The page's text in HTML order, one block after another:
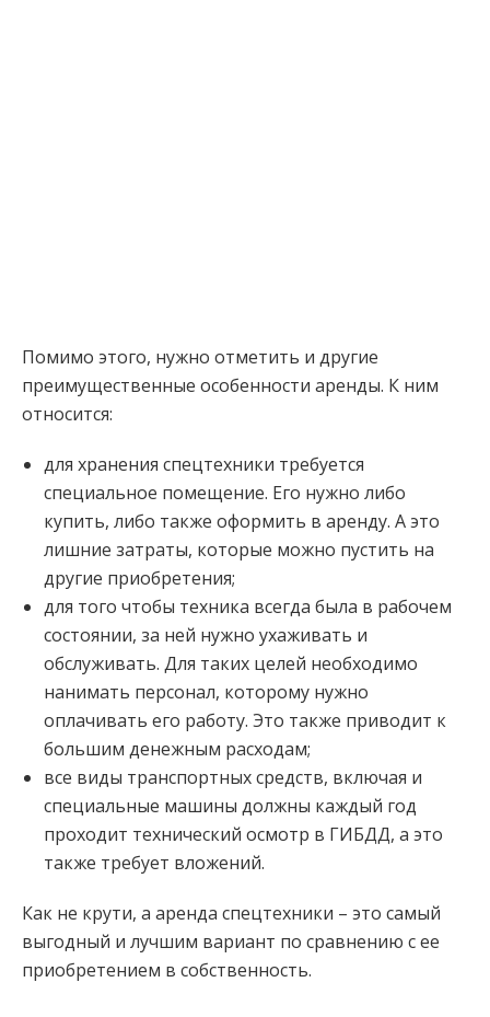
Помимо этого, нужно отметить и другие
преимущественные особенности аренды. К ним
относится:
для хранения спецтехники требуется
специальное помещение. Его нужно либо
купить, либо также оформить в аренду. А это
лишние затраты, которые можно пустить на
другие приобретения;
для того чтобы техника всегда была в рабочем
состоянии, за ней нужно ухаживать и
обслуживать. Для таких целей необходимо
нанимать персонал, которому нужно
оплачивать его работу. Это также приводит к
большим денежным расходам;
все виды транспортных средств, включая и
специальные машины должны каждый год
проходит технический осмотр в ГИБДД, а это
также требует вложений.
Как не крути, а аренда спецтехники – это самый
выгодный и лучшим вариант по сравнению с ее
приобретением в собственность.